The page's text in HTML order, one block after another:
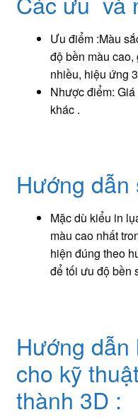
Ưu điểm :Màu
độ bền màu
nhiều, hiệu ứng
Nhược điểm:
khác .
Hướng dẫn
Mặc dù kiểu in
màu cao nhất
hiện đúng theo
để tối ưu độ bền
Hướng dẫn
cho kỹ
thành 3D :